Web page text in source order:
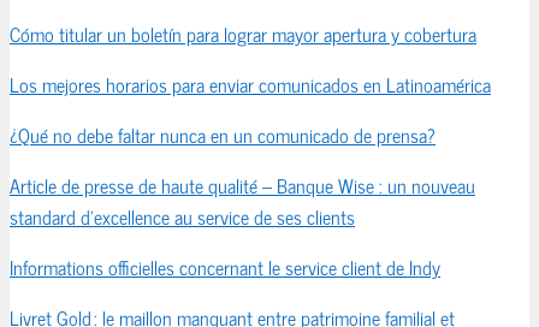
Cómo titular un boletín para lograr mayor apertura y cobertura
Los mejores horarios para enviar comunicados en Latinoamérica
¿Qué no debe faltar nunca en un comunicado de prensa?
Article de presse de haute qualité – Banque Wise : un nouveau
standard d’excellence au service de ses clients
Informations officielles concernant le service client de Indy
Livret Gold : le maillon manquant entre patrimoine familial et